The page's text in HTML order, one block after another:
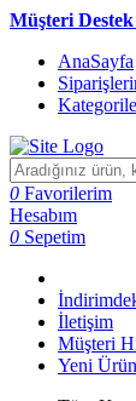
Müşteri Destek
AnaSayfa
0 Favorilerim
Hesabım
0 Sepetim
İletişim
Müşteri
Yeni